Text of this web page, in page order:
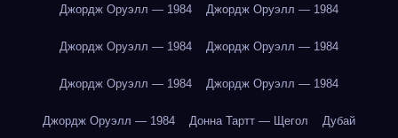
Джордж Оруэлл — 1984 Джордж Оруэлл — 1984
Джордж Оруэлл — 1984 Джордж Оруэлл — 1984
Джордж Оруэлл — 1984 Джордж Оруэлл — 1984
Джордж Оруэлл — 1984 Донна Тартт — Щегол Дубай